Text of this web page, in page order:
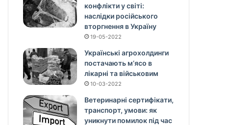
конфлікти у світі:
наслідки російського
вторгнення в Україну
19-05-2022
Українські агрохолдинги
постачають м’ясо в
лікарні та військовим
10-03-2022
Ветеринарні сертифікати,
транспорт, умови: як
уникнути помилок під час